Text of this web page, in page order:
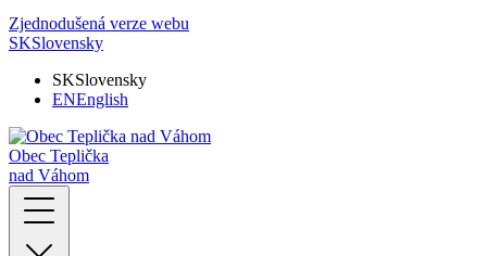
Zjednodušená verze webu
SKSlovensky
SKSlovensky
ENEnglish
Obec Teplička
nad Váhom